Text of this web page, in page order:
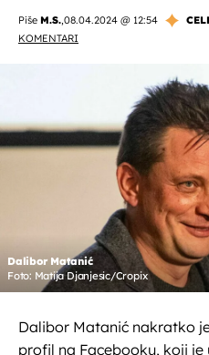
Piše M.S.,08.04.2024 @ 12:54
KOMENTARI
Dalibor Matanić
Foto: Matija Djanjesic/Cropix
Dalibor Matanić nakratko
profil na Facebooku, koji
OMOGUĆI